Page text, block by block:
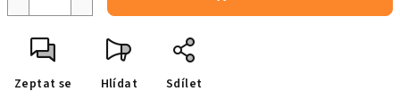
Zeptat se Hlídat Sdílet